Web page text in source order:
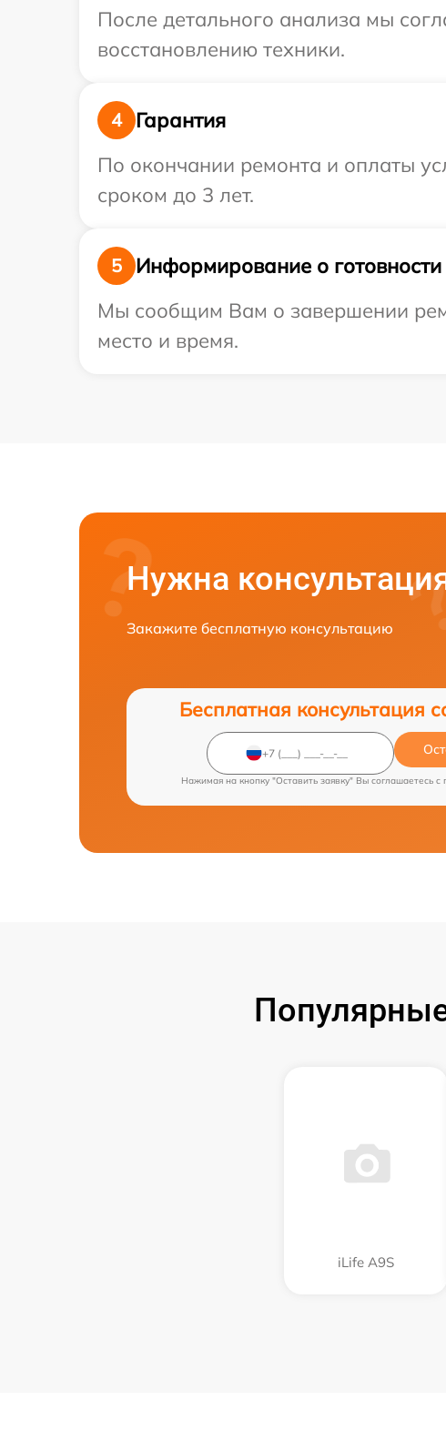
После детального анализа мы
восстановлению техники.
4
Гарантия
По окончании ремонта и оплаты
сроком до 3 лет.
5
Информирование о готовности
Мы сообщим Вам о завершении
место и время.
Нужна
Закажите бесплатную консультацию
Бесплатная консультация
Нажимая на кнопку "Оставить заявку" Вы соглашаетесь c
iLife A9S